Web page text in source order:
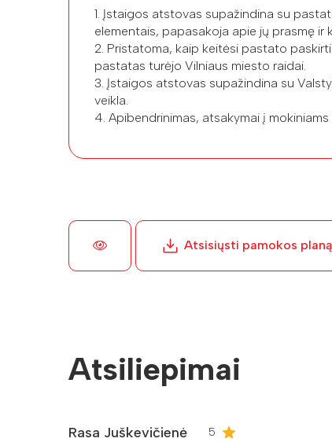
1. Įstaigos atstovas supažindina su
elementais, papasakoja apie jų prasmę ir
2. Pristatoma, kaip keitėsi pastato
pastatas turėjo Vilniaus miesto raidai.
3. Įstaigos atstovas supažindina su
veikla.
4. Apibendrinimas, atsakymai į mokiniams
Atsisiųsti pamokos planą
Atsiliepimai
Rasa Juškevičienė 5